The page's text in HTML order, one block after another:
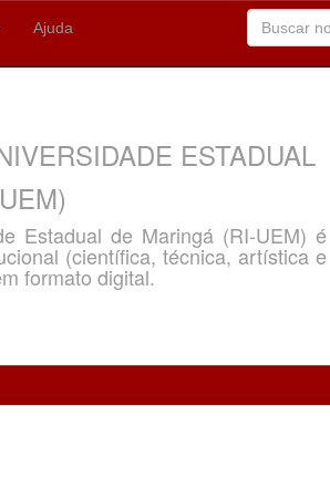
Ajuda
ESTADUAL
Estadual de Maringá (RI-UEM) é
(científica, técnica, artística e
formato digital.